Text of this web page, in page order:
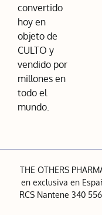
convertido
hoy en
objeto de
CULTO y
vendido por
millones en
todo el
mundo.
THE OTHERS
en exclusiva en
RCS Nantene 340